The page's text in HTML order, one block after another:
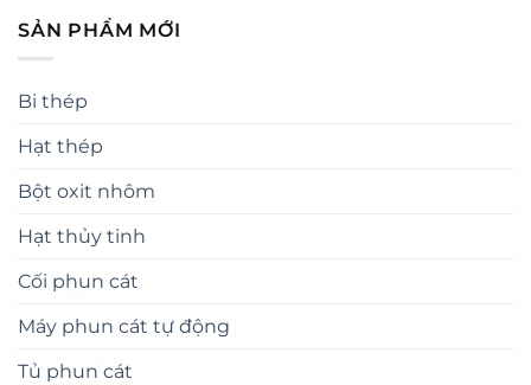
SẢN PHẨM MỚI
Bi thép
Hạt thép
Bột oxit nhôm
Hạt thủy tinh
Cối phun cát
Máy phun cát tự động
Tủ phun cát